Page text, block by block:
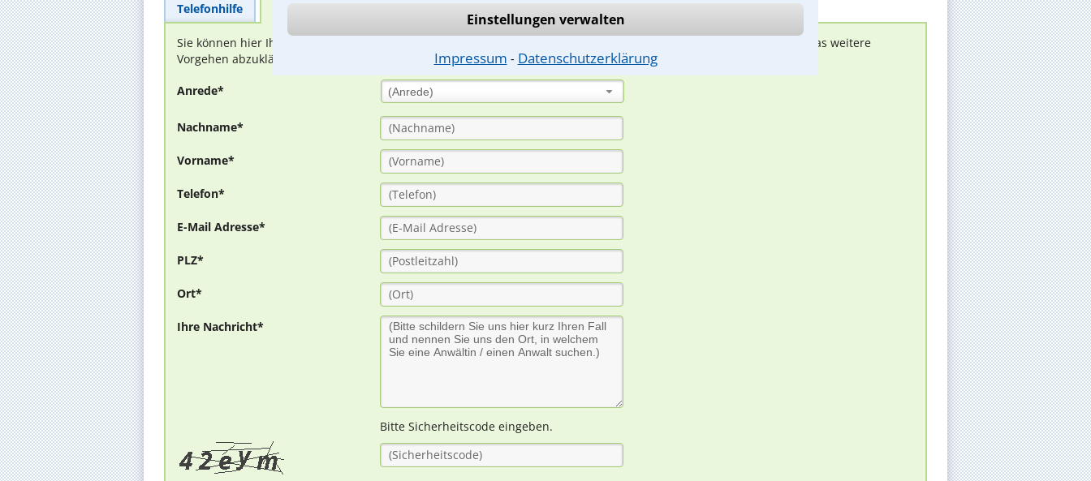
Einstellungen verwalten
Impressum ⁃ Datenschutzerklärung
Telefonhilfe Beratungsanfrage
Sie können hier Ihren Fall schildern. Anschließend werden sich spezialisierte Rechtsanwälte bei Ihnen melden, um das weitere
Vorgehen abzuklären. Die Rückmeldung durch einen Anwalt ist für Sie kostenlos.
Anrede* (Anrede)
Nachname*
Vorname*
Telefon*
E-Mail Adresse*
PLZ*
Ort*
Ihre Nachricht*
Bitte Sicherheitscode eingeben.